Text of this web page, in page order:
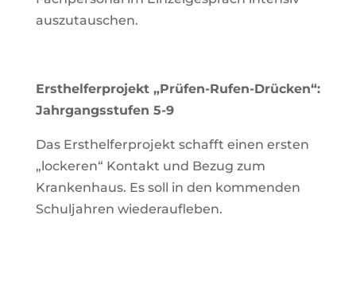
auszutauschen.
Ersthelferprojekt „Prüfen-Rufen-Drücken“:
Jahrgangsstufen 5-9
Das Ersthelferprojekt schafft einen ersten
„lockeren“ Kontakt und Bezug zum
Krankenhaus. Es soll in den kommenden
Schuljahren wiederaufleben.